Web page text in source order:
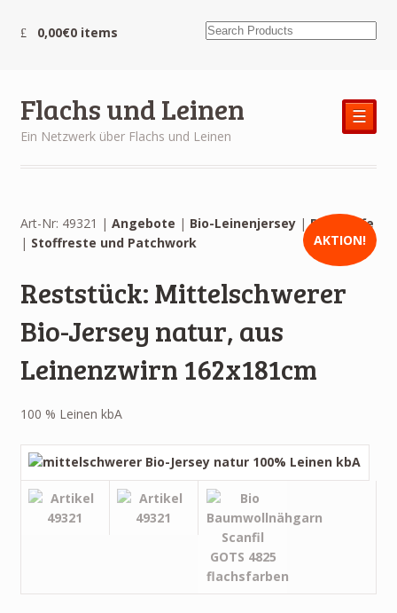
0,00€0 items
Flachs und Leinen
Ein Netzwerk über Flachs und Leinen
☰
AKTION!
Art-Nr: 49321 | Angebote | Bio-Leinenjersey|Bio-Stoffe
| Stoffreste und Patchwork
Reststück: Mittelschwerer
Bio-Jersey natur, aus
Leinenzwirn 162x181cm
100 % Leinen kbA